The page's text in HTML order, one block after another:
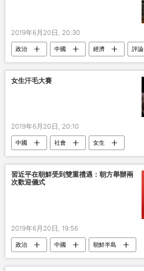
2019年6月20日, 20:30
政治 中國 經濟
評論
美國
非洲
女生汗毛大賽
2019年6月20日, 20:10
中國 社會 女生
習近平在朝鮮受到雙重禮遇：朝方舉辦兩
次歡迎儀式
2019年6月20日, 19:56
政治 中國
朝鮮半島
習近平